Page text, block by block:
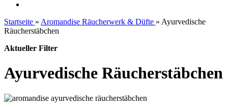
Startseite » Aromandise Räucherwerk & Düfte » Ayurvedische
Räucherstäbchen
Aktueller Filter
Ayurvedische Räucherstäbchen